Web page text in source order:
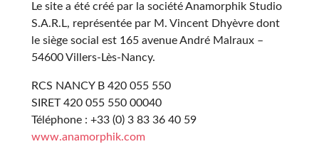
Le site a été créé par la société Anamorphik Studio
S.A.R.L, représentée par M. Vincent Dhyèvre dont
le siège social est 165 avenue André Malraux –
54600 Villers-Lès-Nancy.
RCS NANCY B 420 055 550
SIRET 420 055 550 00040
Téléphone : +33 (0) 3 83 36 40 59
www.anamorphik.com